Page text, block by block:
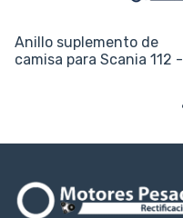
Anillo suplemento de
camisa para Scania 112 -